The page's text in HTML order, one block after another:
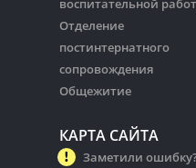
Отделение
постинтернатного
сопровождения
Общежитие
КАРТА САЙТА
Заметили